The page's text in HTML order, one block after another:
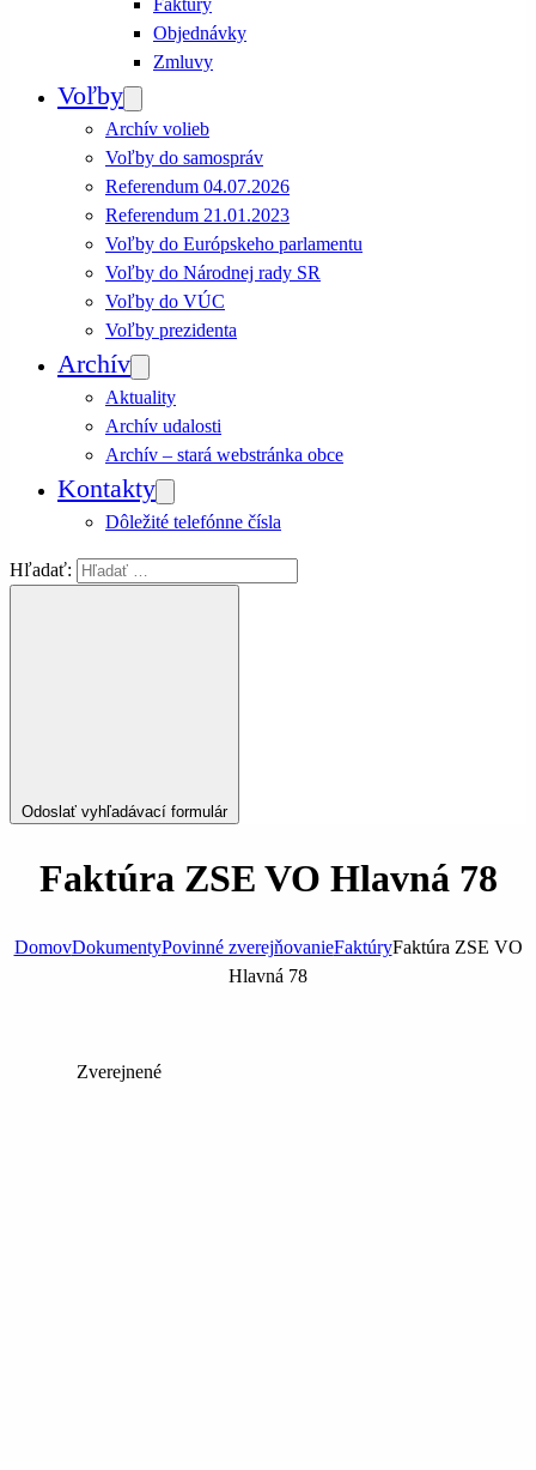
Faktúry
Objednávky
Zmluvy
Voľby
Archív volieb
Voľby do samospráv
Referendum 04.07.2026
Referendum 21.01.2023
Voľby do Európskeho parlamentu
Voľby do Národnej rady SR
Voľby do VÚC
Voľby prezidenta
Archív
Aktuality
Archív udalosti
Archív – stará webstránka obce
Kontakty
Dôležité telefónne čísla
Hľadať:
Odoslať vyhľadávací formulár
Faktúra ZSE VO Hlavná 78
DomovDokumentyPovinné zverejňovanieFaktúryFaktúra ZSE VO
Hlavná 78
Zverejnené